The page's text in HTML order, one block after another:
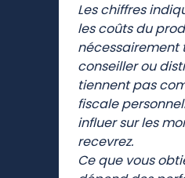
Les chiffres
les coûts du
nécessairement
conseiller ou
tiennent pas
fiscale
influer sur les
recevrez.
Ce que vous